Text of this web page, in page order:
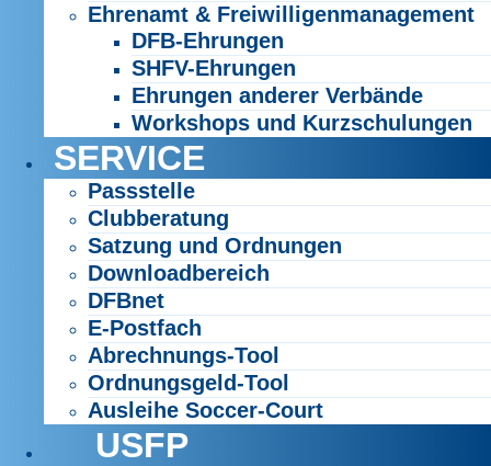
Ehrenamt & Freiwilligenmanagement
DFB-Ehrungen
SHFV-Ehrungen
Ehrungen anderer Verbände
Workshops und Kurzschulungen
SERVICE
Passstelle
Clubberatung
Satzung und Ordnungen
Downloadbereich
DFBnet
E-Postfach
Abrechnungs-Tool
Ordnungsgeld-Tool
Ausleihe Soccer-Court
USFP